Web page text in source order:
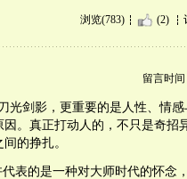
浏览(783) (2)
留言时间
光剑影，更重要的是人性、情
。真正打动人的，不只是奇招
的挣扎。
表的是一种对大师时代的怀念